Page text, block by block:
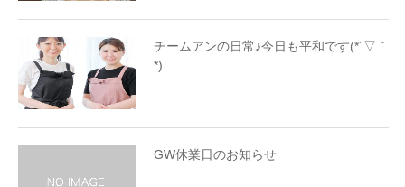
チームアンの日常♪今日も平和です(*´▽｀
*)
GW休業日のお知らせ